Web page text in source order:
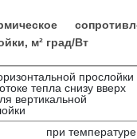
м² град/Вт
прослойки
тепла снизу вверх
вертикальной
при